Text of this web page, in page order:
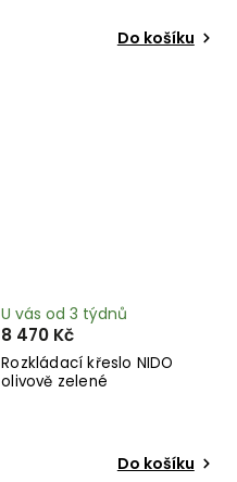
Do košíku
Rozkládací křeslo NIDO
olivově zelené
U vás od 3 týdnů
8 470 Kč
Do košíku